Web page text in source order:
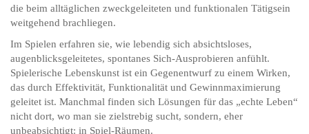
die beim alltäglichen zweckgeleiteten und funktionalen Tätigsein
weitgehend brachliegen.
Im Spielen erfahren sie, wie lebendig sich absichtsloses,
augenblicksgeleitetes, spontanes Sich-Ausprobieren anfühlt.
Spielerische Lebenskunst ist ein Gegenentwurf zu einem Wirken,
das durch Effektivität, Funktionalität und Gewinnmaximierung
geleitet ist. Manchmal finden sich Lösungen für das „echte Leben“
nicht dort, wo man sie zielstrebig sucht, sondern, eher
unbeabsichtigt: in Spiel-Räumen.